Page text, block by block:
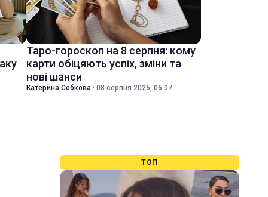
Таро-гороскоп на 8 серпня: кому
карти обіцяють успіх, зміни та
нові шанси
Катерина Собкова · 08 серпня 2026, 06:07
ТОП